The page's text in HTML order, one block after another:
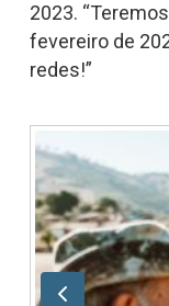
2023.
fevereiro de
redes!”